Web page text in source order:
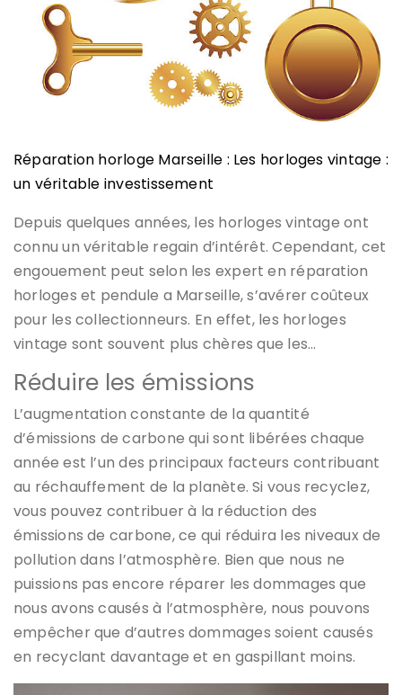
Réparation horloge Marseille : Les horloges vintage :
un véritable investissement
Depuis quelques années, les horloges vintage ont
connu un véritable regain d’intérêt. Cependant, cet
engouement peut selon les expert en réparation
horloges et pendule a Marseille, s’avérer coûteux
pour les collectionneurs. En effet, les horloges
vintage sont souvent plus chères que les…
Réduire les émissions
L’augmentation constante de la quantité
d’émissions de carbone qui sont libérées chaque
année est l’un des principaux facteurs contribuant
au réchauffement de la planète. Si vous recyclez,
vous pouvez contribuer à la réduction des
émissions de carbone, ce qui réduira les niveaux de
pollution dans l’atmosphère. Bien que nous ne
puissions pas encore réparer les dommages que
nous avons causés à l’atmosphère, nous pouvons
empêcher que d’autres dommages soient causés
en recyclant davantage et en gaspillant moins.